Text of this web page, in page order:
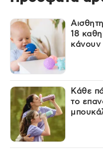
18
κάνουν
Κάθε
το